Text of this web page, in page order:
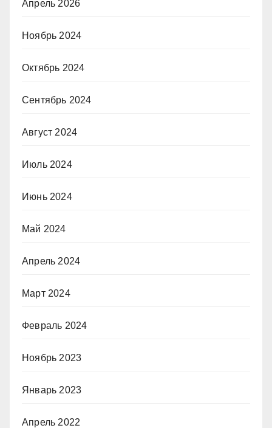
Апрель 2026
Ноябрь 2024
Октябрь 2024
Сентябрь 2024
Август 2024
Июль 2024
Июнь 2024
Май 2024
Апрель 2024
Март 2024
Февраль 2024
Ноябрь 2023
Январь 2023
Апрель 2022